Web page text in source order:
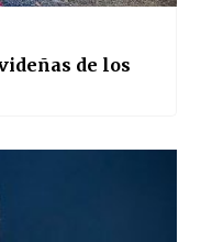
de los